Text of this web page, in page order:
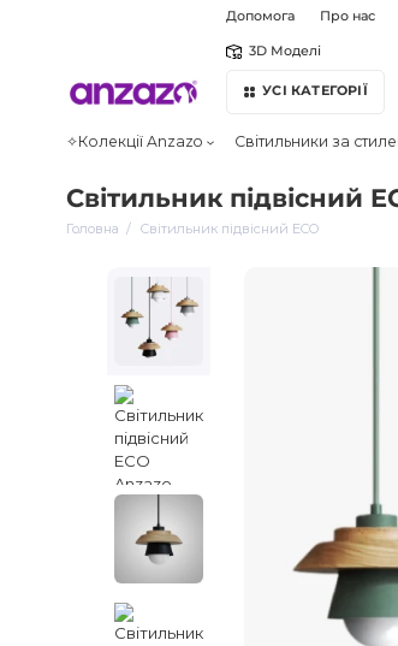
Допомога Про нас
3D Моделі
УСІ КАТЕГОРІЇ
✧Колекції Anzazo Світильники за
Світильник підвісний
Головна Світильник підвісний ECO